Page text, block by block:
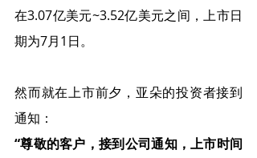
在3.07亿美元~3.52亿美元之间，上市日
期为7月1日。
然而就在上市前夕，亚朵的投资者接到
通知：
“尊敬的客户，接到公司通知，上市时间